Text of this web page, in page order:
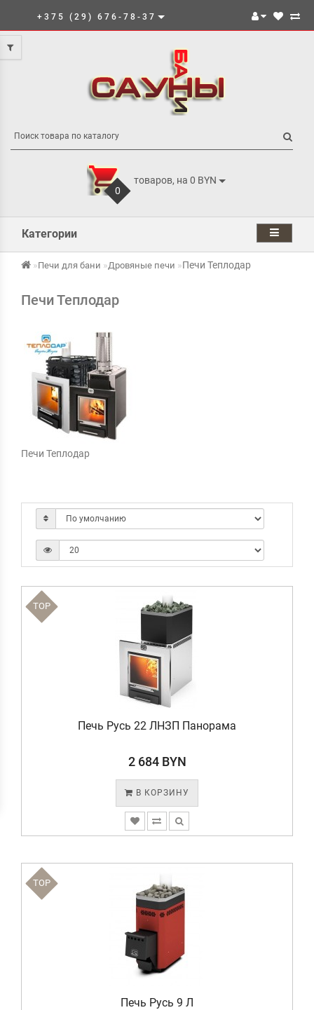
+375 (29) 676-78-37
0
товаров, на 0 BYN
Категории
Печи для бани Дровяные печи Печи Теплодар
Печи Теплодар
Печи Теплодар
TOP
Печь Русь 22 ЛНЗП Панорама
2 684 BYN
В КОРЗИНУ
TOP
Печь Русь 9 Л